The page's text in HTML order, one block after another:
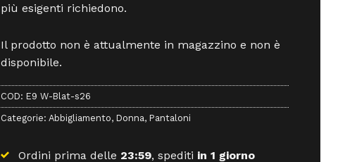
più esigenti richiedono.
Il prodotto non è attualmente in magazzino e non è
disponibile.
COD: E9 W-Blat-s26
Categorie: Abbigliamento, Donna, Pantaloni
Ordini prima delle 23:59, spediti in 1 giorno